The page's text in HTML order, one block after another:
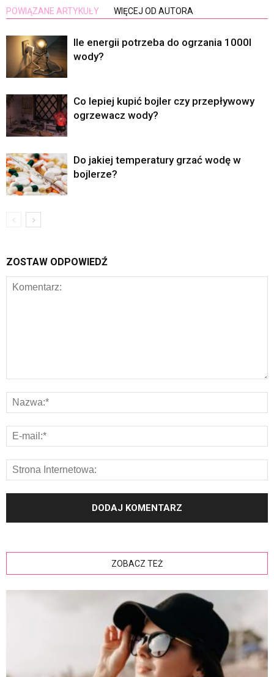
POWIĄZANE ARTYKUŁY WIĘCEJ OD AUTORA
Ile energii potrzeba do ogrzania 1000l
wody?
Co lepiej kupić bojler czy przepływowy
ogrzewacz wody?
Do jakiej temperatury grzać wodę w
bojlerze?
ZOSTAW ODPOWIEDŹ
ZOBACZ TEŻ